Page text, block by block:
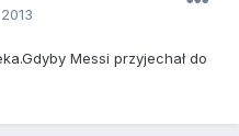
Messi przyjechał do